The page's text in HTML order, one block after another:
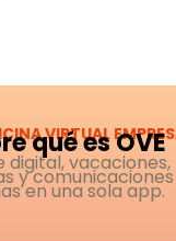
VIRTUAL
qué es OVE
digital, vacaciones,
y comunicaciones
en una sola app.